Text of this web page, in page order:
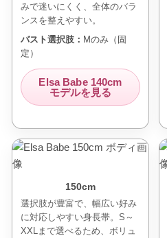
みで迷いにくく、全体のバラ
ンスを整えやすい。
バスト選択肢： Mのみ（固
定）
Elsa Babe 140cm
モデルを見る
150cm
選択肢が豊富で、幅広い好み
に対応しやすい身長帯。S～
XXLまで選べるため、ボリュ